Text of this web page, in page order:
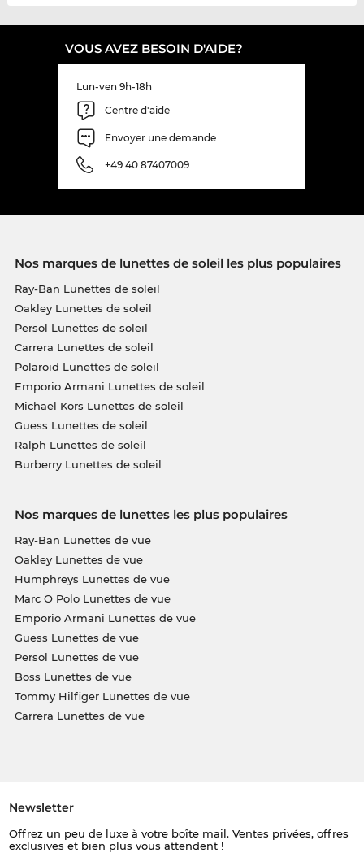
VOUS AVEZ BESOIN D'AIDE?
Lun-ven 9h-18h
Centre d'aide
Envoyer une demande
+49 40 87407009
Nos marques de lunettes de soleil les plus populaires
Ray-Ban Lunettes de soleil
Oakley Lunettes de soleil
Persol Lunettes de soleil
Carrera Lunettes de soleil
Polaroid Lunettes de soleil
Emporio Armani Lunettes de soleil
Michael Kors Lunettes de soleil
Guess Lunettes de soleil
Ralph Lunettes de soleil
Burberry Lunettes de soleil
Nos marques de lunettes les plus populaires
Ray-Ban Lunettes de vue
Oakley Lunettes de vue
Humphreys Lunettes de vue
Marc O Polo Lunettes de vue
Emporio Armani Lunettes de vue
Guess Lunettes de vue
Persol Lunettes de vue
Boss Lunettes de vue
Tommy Hilfiger Lunettes de vue
Carrera Lunettes de vue
Newsletter
Offrez un peu de luxe à votre boîte mail. Ventes privées, offres
exclusives et bien plus vous attendent !